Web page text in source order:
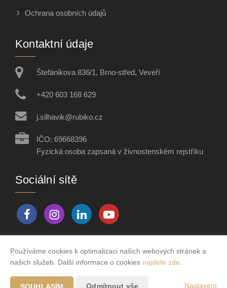
Ochrana osobních údajů
Kontaktní údaje
Štefánikova 836/1, Brno-střed, Veveří
+420 603 168 629
j.silhavik@rubiko.cz
IČO: 69668396
Fyzická osoba zapsaná v živnostenském rejstříku
Sociální sítě
Vytvořeno v systémuCHYTRÝ WEB MAKLÉŘE
Používáme cookies k optimalizaci našich webových stránek a
našich služeb. Další informace o cookies najdete zde
Odmítnout vše Nastavení